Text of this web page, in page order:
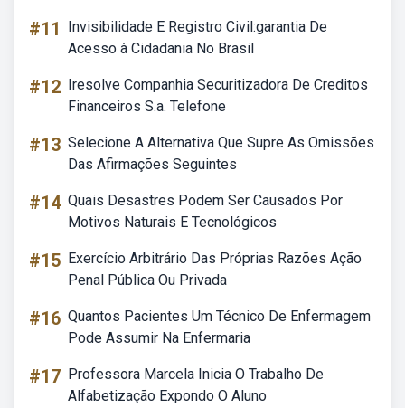
#11
Invisibilidade E Registro Civil:garantia De
Acesso à Cidadania No Brasil
#12 Iresolve Companhia Securitizadora De Creditos
Financeiros S.a. Telefone
#13 Selecione A Alternativa Que Supre As Omissões
Das Afirmações Seguintes
#14 Quais Desastres Podem Ser Causados Por
Motivos Naturais E Tecnológicos
#15 Exercício Arbitrário Das Próprias Razões Ação
Penal Pública Ou Privada
#16 Quantos Pacientes Um Técnico De Enfermagem
Pode Assumir Na Enfermaria
#17 Professora Marcela Inicia O Trabalho De
Alfabetização Expondo O Aluno